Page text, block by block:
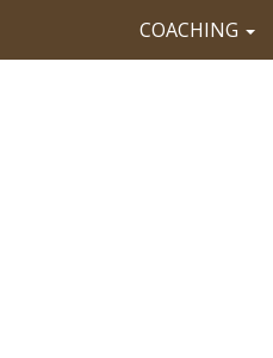
COACHING